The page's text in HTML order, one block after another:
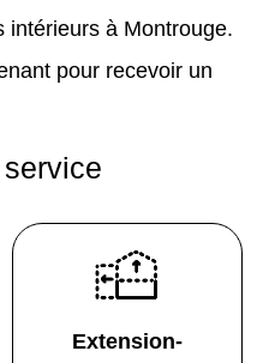
intérieurs à Montrouge.
pour recevoir un
Extension-